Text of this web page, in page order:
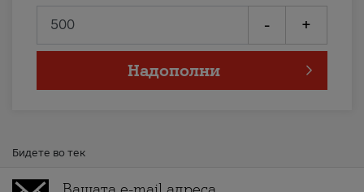
- +
Надополни
Бидете во тек